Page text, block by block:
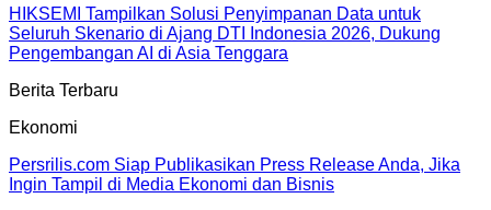
HIKSEMI Tampilkan Solusi Penyimpanan Data untuk
Seluruh Skenario di Ajang DTI Indonesia 2026, Dukung
Pengembangan AI di Asia Tenggara
Berita Terbaru
Ekonomi
Persrilis.com Siap Publikasikan Press Release Anda, Jika
Ingin Tampil di Media Ekonomi dan Bisnis